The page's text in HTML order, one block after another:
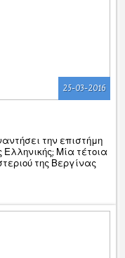
25-03-2016
την επιστήμη
Ελληνικής; Μία τέτοια
της Βεργίνας